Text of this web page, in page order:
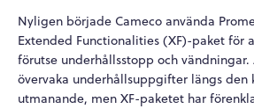
Nyligen började Cameco använda
Extended Functionalities (XF)-paket för
förutse underhållsstopp och vändningar.
övervaka underhållsuppgifter längs den
utmanande, men XF-paketet har